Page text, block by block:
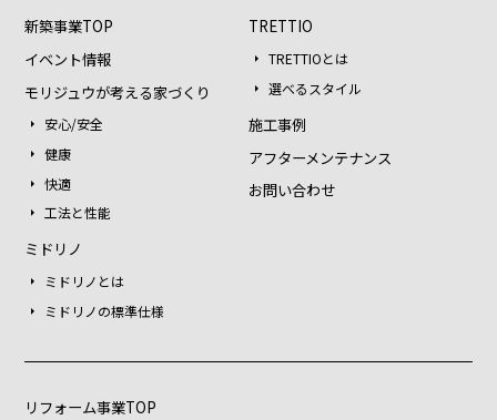
新築事業TOP
イベント情報
モリジュウが考える家づくり
安心/安全
健康
快適
工法と性能
ミドリノ
ミドリノとは
ミドリノの標準仕様
TRETTIO
TRETTIOとは
選べるスタイル
施工事例
アフターメンテナンス
お問い合わせ
リフォーム事業TOP